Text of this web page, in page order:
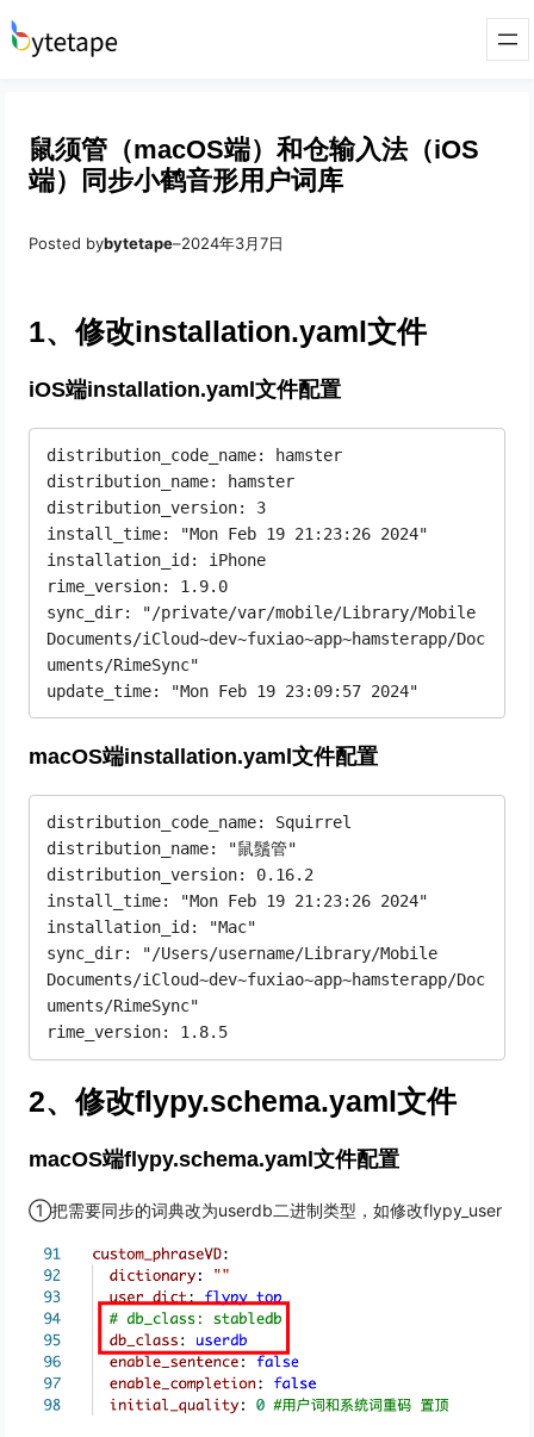
鼠须管（macOS端）和仓输入法（iOS
端）同步小鹤音形用户词库
Posted bybytetape–2024年3月7日
1、修改installation.yaml文件
iOS端installation.yaml文件配置
distribution_code_name: hamster
distribution_name: hamster
distribution_version: 3
install_time: "Mon Feb 19 21:23:26 2024"
installation_id: iPhone
rime_version: 1.9.0
sync_dir: "/private/var/mobile/Library/Mobile
Documents/iCloud~dev~fuxiao~app~hamsterapp/Doc
uments/RimeSync"
update_time: "Mon Feb 19 23:09:57 2024"
macOS端installation.yaml文件配置
distribution_code_name: Squirrel
distribution_name: "鼠鬚管"
distribution_version: 0.16.2
install_time: "Mon Feb 19 21:23:26 2024"
installation_id: "Mac"
sync_dir: "/Users/username/Library/Mobile
Documents/iCloud~dev~fuxiao~app~hamsterapp/Doc
uments/RimeSync"
rime_version: 1.8.5
2、修改flypy.schema.yaml文件
macOS端flypy.schema.yaml文件配置
①把需要同步的词典改为userdb二进制类型，如修改flypy_user